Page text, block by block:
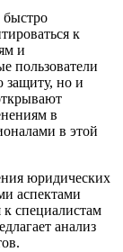
к
и
пользователи
защиту, но и
в
в этой
юридических
аспектами
специалистам
анализ